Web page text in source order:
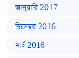
জানুয়ারি 2017
ডিসেম্বর 2016
মার্চ 2016